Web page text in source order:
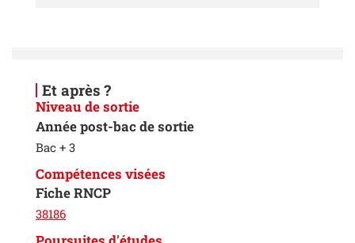
Et après ?
Niveau de sortie
Année post-bac de sortie
Bac + 3
Compétences visées
Fiche RNCP
38186